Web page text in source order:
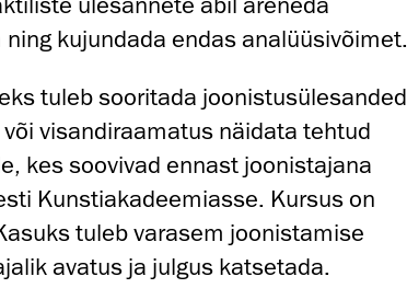
kujundada endas analüüsivõimet.
tuleb sooritada joonistusülesanded
visandiraamatus näidata tehtud
kes soovivad ennast joonistajana
Kunstiakadeemiasse. Kursus on
tuleb varasem joonistamise
avatus ja julgus katsetada.